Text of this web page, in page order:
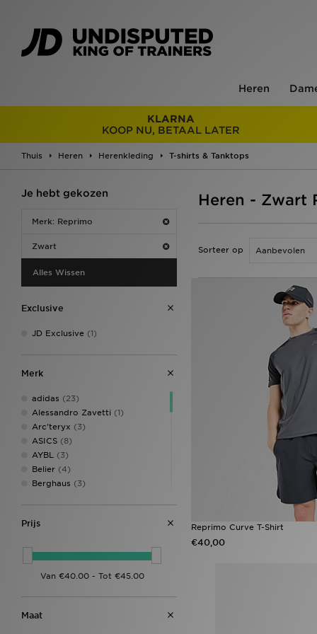
Heren
KLARNA
KOOP NU, BETAAL LATER
Thuis Heren Herenkleding T-shirts & Tanktops
Je hebt gekozen
Merk: Reprimo
Zwart
Alles Wissen
Exclusive
JD Exclusive (1)
Merk
adidas (23)
Alessandro Zavetti (1)
Arc'teryx (3)
ASICS (8)
AYBL (3)
Belier (4)
Berghaus (3)
Champion
EA7 Emporio Armani(4)
Hoodrich(10)
HUGO
Prijs
Maat
Heren - Zwart
Sorteer op
Reprimo Curve T-Shirt
€40,00